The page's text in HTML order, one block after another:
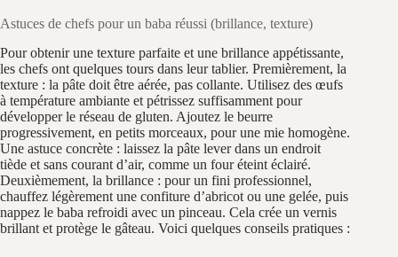
Astuces de chefs pour un baba réussi (brillance, texture)
Pour obtenir une texture parfaite et une brillance appétissante,
les chefs ont quelques tours dans leur tablier. Premièrement, la
texture : la pâte doit être aérée, pas collante. Utilisez des œufs
à température ambiante et pétrissez suffisamment pour
développer le réseau de gluten. Ajoutez le beurre
progressivement, en petits morceaux, pour une mie homogène.
Une astuce concrète : laissez la pâte lever dans un endroit
tiède et sans courant d’air, comme un four éteint éclairé.
Deuxièmement, la brillance : pour un fini professionnel,
chauffez légèrement une confiture d’abricot ou une gelée, puis
nappez le baba refroidi avec un pinceau. Cela crée un vernis
brillant et protège le gâteau. Voici quelques conseils pratiques :